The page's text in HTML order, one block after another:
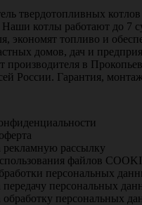
твердотопливных
Наши котлы работают до 7
экономят топливо и
домов, дач и
производителя в
России. Гарантия,
рекламную рассылку
файлов
персональных
передачу персональных
обработку персональных